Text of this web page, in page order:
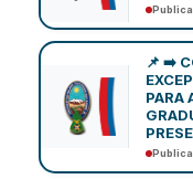
📌 ➡️
PARA